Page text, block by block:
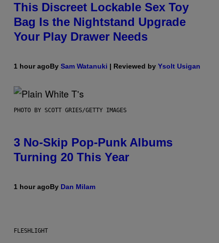
This Discreet Lockable Sex Toy
Bag Is the Nightstand Upgrade
Your Play Drawer Needs
1 hour agoBy Sam Watanuki | Reviewed by Ysolt Usigan
PHOTO BY SCOTT GRIES/GETTY IMAGES
3 No-Skip Pop-Punk Albums
Turning 20 This Year
1 hour agoBy Dan Milam
FLESHLIGHT